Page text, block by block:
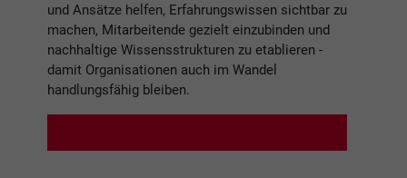
und Ansätze helfen, Erfahrungswissen sichtbar zu
machen, Mitarbeitende gezielt einzubinden und
nachhaltige Wissensstrukturen zu etablieren -
damit Organisationen auch im Wandel
handlungsfähig bleiben.